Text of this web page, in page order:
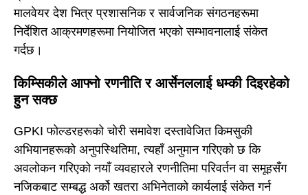
मालवेयर देश भित्र प्रशासनिक र सार्वजनिक संगठनहरूमा
निर्देशित आक्रमणहरूमा नियोजित भएको सम्भावनालाई संकेत
गर्दछ।
किम्सिकीले आफ्नो रणनीति र आर्सेनललाई धम्की दिइरहेको
हुन सक्छ
GPKI फोल्डरहरूको चोरी समावेश दस्तावेजित किमसुकी
अभियानहरूको अनुपस्थितिमा, त्यहाँ अनुमान गरिएको छ कि
अवलोकन गरिएको नयाँ व्यवहारले रणनीतिमा परिवर्तन वा समूहसँग
नजिकबाट सम्बद्ध अर्को खतरा अभिनेताको कार्यलाई संकेत गर्न